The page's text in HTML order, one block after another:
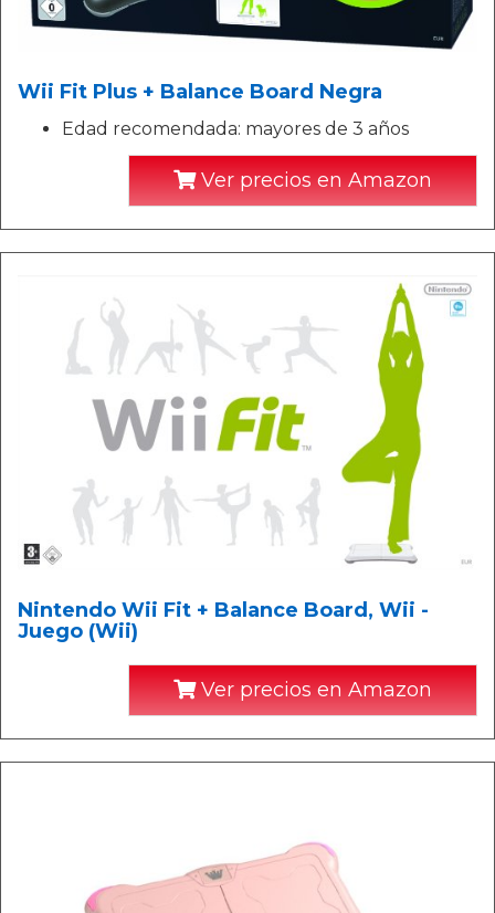
Wii Fit Plus + Balance Board Negra
Edad recomendada: mayores de 3 años
Ver precios en Amazon
Nintendo Wii Fit + Balance Board, Wii -
Juego (Wii)
Ver precios en Amazon